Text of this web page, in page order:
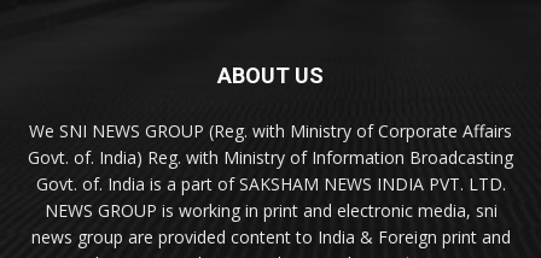
ABOUT US
We SNI NEWS GROUP (Reg. with Ministry of Corporate Affairs
Govt. of. India) Reg. with Ministry of Information Broadcasting
Govt. of. India is a part of SAKSHAM NEWS INDIA PVT. LTD.
NEWS GROUP is working in print and electronic media, sni
news group are provided content to India & Foreign print and